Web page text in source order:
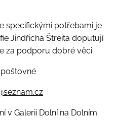
specifickými potřebami je
Jindřicha Štreita doputují
za podporu dobré věci.
v Galerii Dolní na Dolním